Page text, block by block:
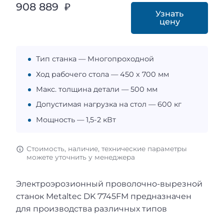
908 889 ₽
Узнать
цену
Тип станка — Многопроходной
Ход рабочего стола — 450 х 700 мм
Макс. толщина детали — 500 мм
Допустимая нагрузка на стол — 600 кг
Мощность — 1,5-2 кВт
Стоимость, наличие, технические параметры
можете уточнить у менеджера
Электроэрозионный проволочно-вырезной
станок Metaltec DK 7745FМ предназначен
для производства различных типов